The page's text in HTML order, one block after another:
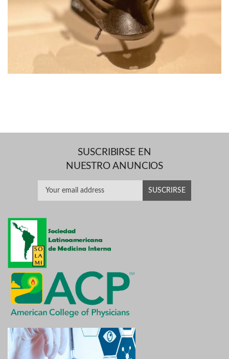
SUSCRIBIRSE EN
NUESTRO ANUNCIOS